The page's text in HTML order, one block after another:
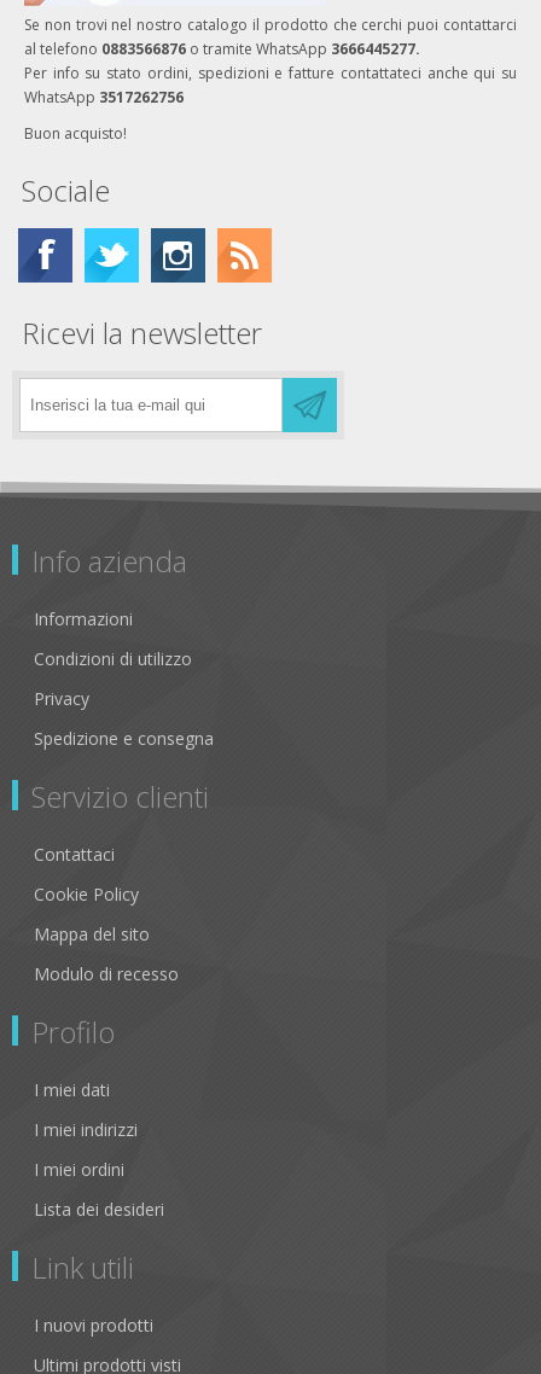
Se non trovi nel nostro catalogo il prodotto che cerchi puoi contattarci
al telefono 0883566876 o tramite WhatsApp 3666445277.
Per info su stato ordini, spedizioni e fatture contattateci anche qui su
WhatsApp 3517262756
Buon acquisto!
Sociale
Ricevi la newsletter
Info azienda
Informazioni
Condizioni di utilizzo
Privacy
Spedizione e consegna
Servizio clienti
Contattaci
Cookie Policy
Mappa del sito
Modulo di recesso
Profilo
I miei dati
I miei indirizzi
I miei ordini
Lista dei desideri
Link utili
I nuovi prodotti
Ultimi prodotti visti